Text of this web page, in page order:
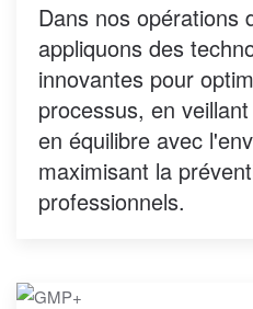
Dans nos opérations
appliquons des
innovantes pour
processus, en
en équilibre avec
maximisant la
professionnels.